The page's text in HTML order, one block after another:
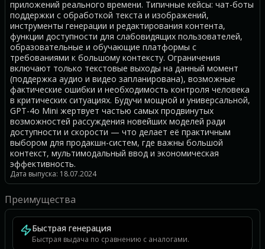
приложений реального времени. Типичные кейсы: чат-боты
поддержки с обработкой текста и изображений,
инструменты генерации и редактирования контента,
функции доступности для слабовидящих пользователей,
образовательные и обучающие платформы с
требованиями к большому контексту. Ограничения
включают только текстовые выходы на данный момент
(поддержка аудио и видео запланирована), возможные
фактические ошибки и необходимость контроля человека
в критических ситуациях. Будучи мощной и универсальной,
GPT-4o Mini жертвует частью самых продвинутых
возможностей рассуждения новейших моделей ради
доступности и скорости — что делает её практичным
выбором для продакшн-систем, где важны большой
контекст, мультимодальный ввод и экономическая
эффективность.
Дата выпуска: 18.07.2024
Преимущества
Быстрая генерация
Быстрая выдача по сравнению с аналогами.